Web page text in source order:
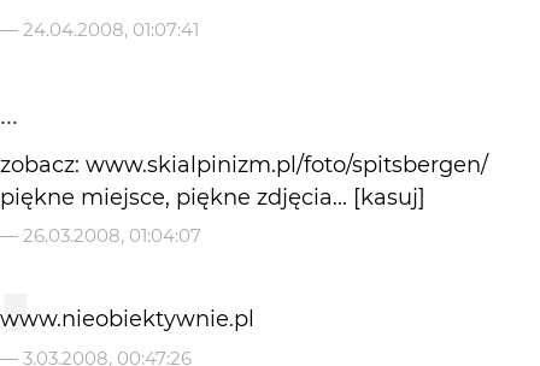
— 24.04.2008, 01:07:41
...
zobacz: www.skialpinizm.pl/foto/spitsbergen/
piękne miejsce, piękne zdjęcia... [kasuj]
— 26.03.2008, 01:04:07
www.nieobiektywnie.pl
— 3.03.2008, 00:47:26